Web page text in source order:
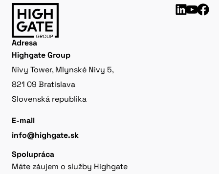
Adresa
Highgate Group
Nivy Tower, Mlynské Nivy 5,
821 09 Bratislava
Slovenská republika
E-mail
info@highgate.sk
Spolupráca
Máte záujem o služby Highgate